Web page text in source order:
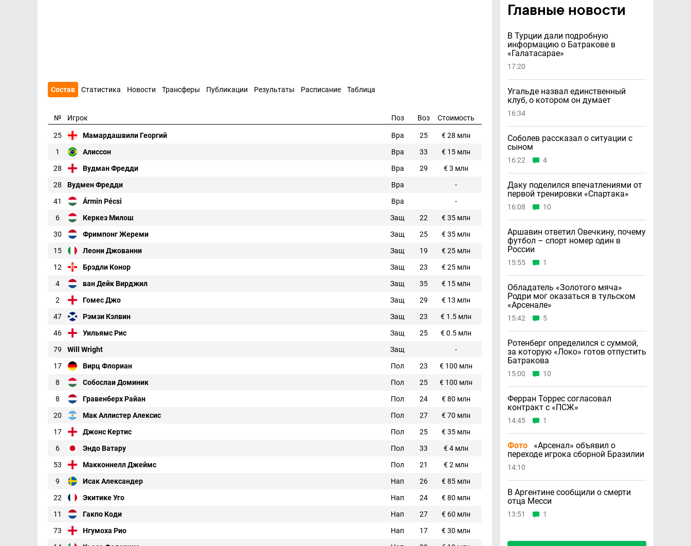
Состав Статистика Новости Трансферы Публикации Результаты Расписание Таблица
№ Игрок Поз Воз Стоимость
25 Мамардашвили Георгий Вра 25
€ 28 млн
1
Алиссон Вра 33
€ 15 млн
28
Вудман Фредди Вра 29
€ 3 млн
28
Вудмен Фредди Вра
-
41
Ármin Pécsi Вра
-
6
Керкез Милош Защ 22
€ 35 млн
30
Фримпонг Жереми Защ 25
€ 35 млн
15
Леони Джованни Защ 19
€ 25 млн
12
Брэдли Конор Защ 23
€ 25 млн
4
ван Дейк Вирджил Защ 35
€ 15 млн
2
Гомес Джо Защ 29
€ 13 млн
47
Рэмзи Кэлвин Защ 23
€ 1.5 млн
46
Уильямс Рис Защ 25
€ 0.5 млн
79
Will Wright Защ
-
17
Вирц Флориан Пол 23
€ 100 млн
8
Собослаи Доминик Пол 25
€ 100 млн
8
Гравенберх Райан Пол 24
€ 80 млн
20
Мак Аллистер Алексис Пол 27
€ 70 млн
17
Джонс Кертис Пол 25
€ 35 млн
6
Эндо Ватару Пол 33
€ 4 млн
53
Макконнелл Джеймс Пол 21
€ 2 млн
9
Исак Александер Нап 26
€ 85 млн
22
Экитике Уго Нап 24
€ 80 млн
11
Гакпо Коди Нап 27
€ 60 млн
73
Нгумоха Рио Нап 17
€ 30 млн
Главные новости
В Турции дали подробную
информацию о Батракове в
«Галатасарае»
17:20
Угальде назвал единственный
клуб, о котором он думает
16:34
Соболев рассказал о ситуации с
сыном
16:22 4
Даку поделился впечатлениями от
первой тренировки «Спартака»
16:08 10
Аршавин ответил Овечкину, почему
футбол – спорт номер один в
России
15:55 1
Обладатель «Золотого мяча»
Родри мог оказаться в тульском
«Арсенале»
15:42 5
Ротенберг определился с суммой,
за которую «Локо» готов отпустить
Батракова
15:00 10
Ферран Торрес согласовал
контракт с «ПСЖ»
14:45 1
Фото
«Арсенал» объявил о
переходе игрока сборной Бразилии
14:10
В Аргентине сообщили о смерти
отца Месси
13:51 1